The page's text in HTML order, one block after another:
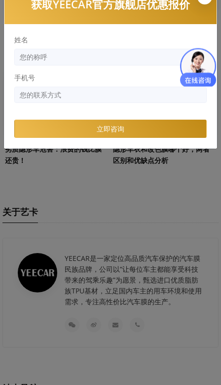
个好？
知识库
劣质隐形车危害：浪费的钱比膜
还贵！
隐形车衣和改色膜哪个好，两者
区别和优缺点分析
关于艺卡
YEECAR是一家定位高品质汽车保护的汽车膜
民族品牌，公司以“让每位车主都能享受科技
带来的驾乘乐趣”为愿景，甄选进口优质脂肪
族TPU基材，立足国内车主的用车环境和使用
需求，专注高性价比汽车膜的生产。
获取YEECAR官方旗舰店优惠报价
姓名
手机号
立即咨询